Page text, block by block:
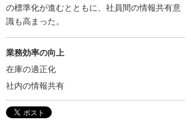
の標準化が進むとともに、社員間の情報共有意
識も高まった。
業務効率の向上
在庫の適正化
社内の情報共有